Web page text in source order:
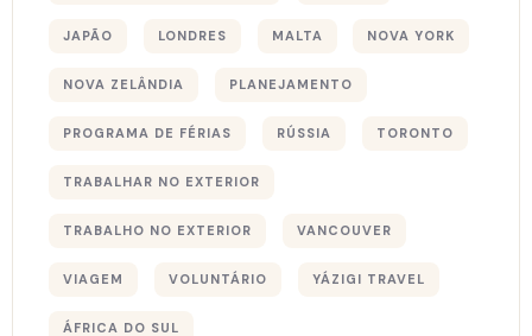
JAPÃO LONDRES MALTA NOVA YORK
NOVA ZELÂNDIA PLANEJAMENTO
PROGRAMA DE FÉRIAS RÚSSIA TORONTO
TRABALHAR NO EXTERIOR
TRABALHO NO EXTERIOR VANCOUVER
VIAGEM VOLUNTÁRIO YÁZIGI TRAVEL
ÁFRICA DO SUL